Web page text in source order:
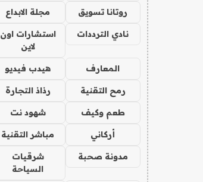
روتانا تسويق مجلة الابداع
نادي الترددات
استشارات اون
لاين
المعارف هيدب فيديو
رمح التقنية رذاذ التجارة
طعم وكيف شهود نت
أركاني مباشر التقنية
مدونة صحبة
شرقيات
السياحة